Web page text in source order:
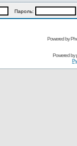
Пароль:
Powered by
Powered by